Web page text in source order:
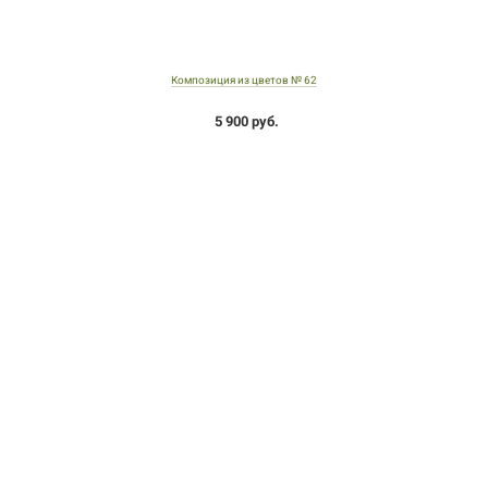
Композиция из цветов № 62
5 900 руб.